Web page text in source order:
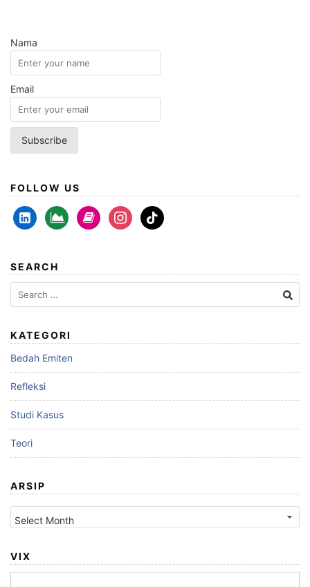
Nama
Email
FOLLOW US
linkedin-
alt
area-
chart
book instagramtiktok
SEARCH
Search
for:
KATEGORI
Bedah Emiten
Refleksi
Studi Kasus
Teori
ARSIP
Arsip
VIX